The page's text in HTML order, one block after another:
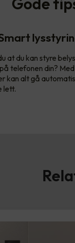
at du kan styre
telefonen din?
kan alt gå
lett.